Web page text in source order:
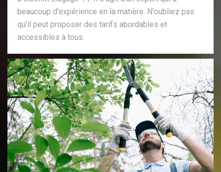
beaucoup d'expérience en la matière. N'oubliez pas
qu'il peut proposer des tarifs abordables et
accessibles à tous.